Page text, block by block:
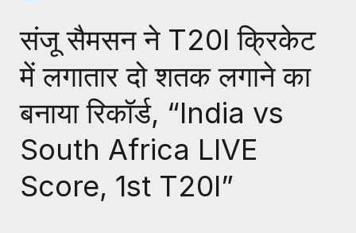
संजू सैमसन ने T20I क्रिकेट
में लगातार दो शतक लगाने का
बनाया रिकॉर्ड, “India vs
South Africa LIVE
Score, 1st T20I”